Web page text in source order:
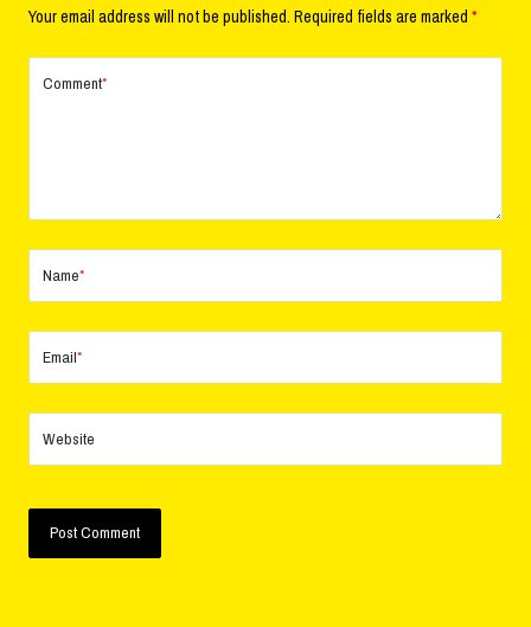
Your email address will not be published. Required fields are marked *
Comment*
Name*
Email*
Website